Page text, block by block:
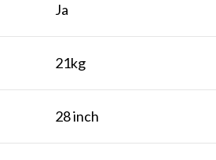
Ja
21kg
28 inch